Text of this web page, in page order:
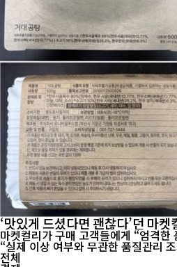
‘맛있게 드셨다면 괜찮다’던 마
장균 초과 검출
마켓컬리가 구매 고객들에게 “엄격한
“실제 이상 여부와 무관한 품질관리
했던 ‘거대곰탕’이 결국 대장균 기준
전체